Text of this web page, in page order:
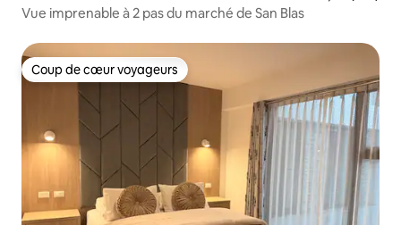
Vue imprenable à 2 pas du marché de San Blas
Coup de cœur voyageurs
Coup de cœur voyageurs